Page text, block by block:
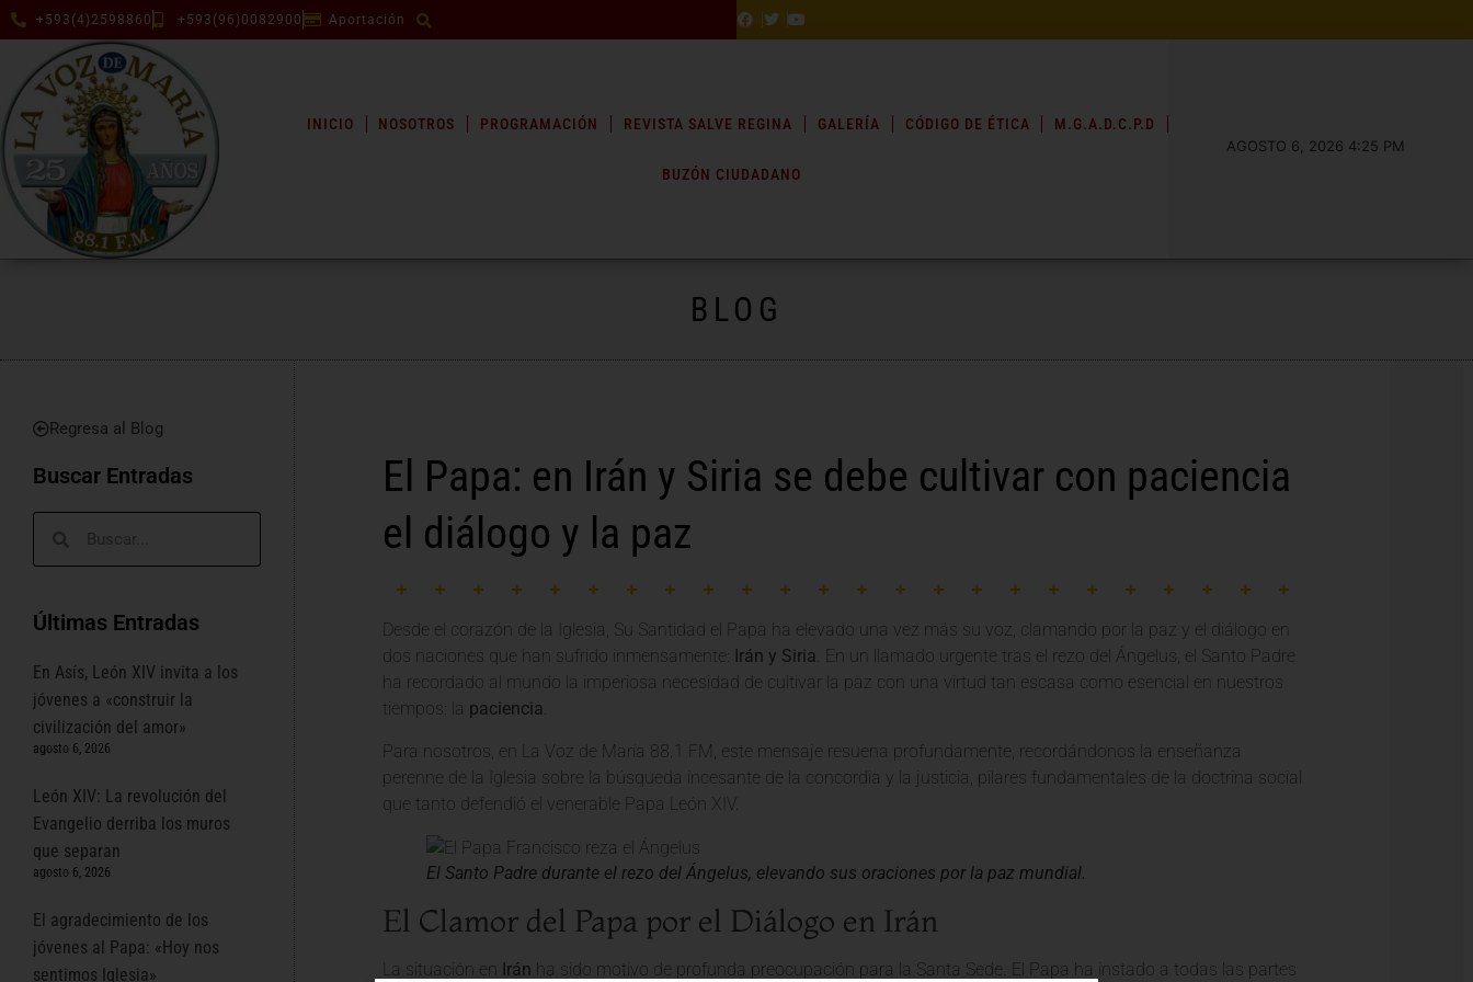
+593(4)2598860 +593(96)0082900 Aportación
INICIO NOSOTROS PROGRAMACIÓN REVISTA SALVE REGINA GALERÍA CÓDIGO DE ÉTICA M.G.A.D.C.P.D
BUZÓN CIUDADANO
AGOSTO 6, 2026 4:25 PM
BLOG
Regresa al Blog
Buscar Entradas
Últimas Entradas
En Asís, León XIV invita a los
jóvenes a «construir la
civilización del amor»
agosto 6, 2026
León XIV: La revolución del
Evangelio derriba los muros
que separan
agosto 6, 2026
El agradecimiento de los
jóvenes al Papa: «Hoy nos
sentimos Iglesia»
El Papa: en Irán y Siria se debe cultivar con paciencia
el diálogo y la paz
Desde el corazón de la Iglesia, Su Santidad el Papa ha elevado una vez más su voz, clamando por la paz y el diálogo en
dos naciones que han sufrido inmensamente: Irán y Siria. En un llamado urgente tras el rezo del Ángelus, el Santo Padre
ha recordado al mundo la imperiosa necesidad de cultivar la paz con una virtud tan escasa como esencial en nuestros
tiempos: la paciencia.
Para nosotros, en La Voz de María 88.1 FM, este mensaje resuena profundamente, recordándonos la enseñanza
perenne de la Iglesia sobre la búsqueda incesante de la concordia y la justicia, pilares fundamentales de la doctrina social
que tanto defendió el venerable Papa León XIV.
El Santo Padre durante el rezo del Ángelus, elevando sus oraciones por la paz mundial.
El Clamor del Papa por el Diálogo en Irán
La situación en Irán ha sido motivo de profunda preocupación para la Santa Sede. El Papa ha instado a todas las partes